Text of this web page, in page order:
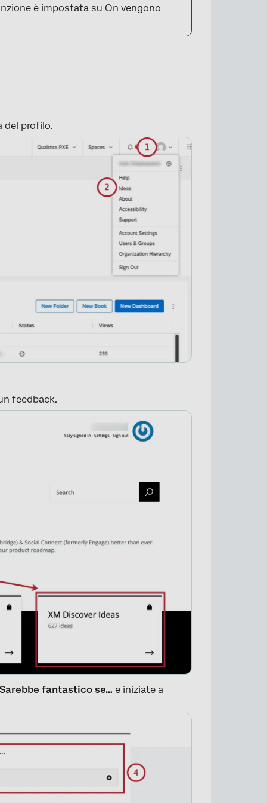
è impostata su On vengono
del profilo.
feedback.
Sarebbe fantastico se…e iniziate a